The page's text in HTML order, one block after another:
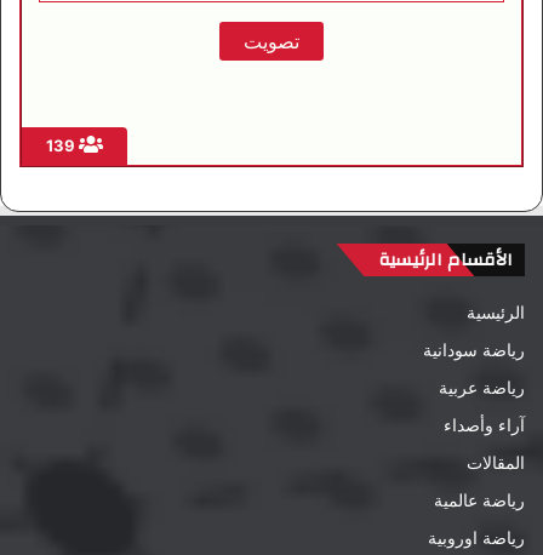
الأقسام الرئيسية
الرئيسية
رياضة سودانية
رياضة عربية
آراء وأصداء
المقالات
رياضة عالمية
رياضة اوروبية